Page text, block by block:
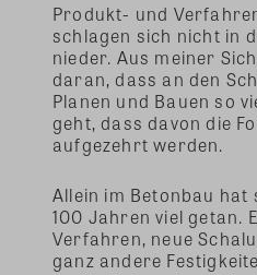
Produkt- und
schlagen sich nicht in
nieder. Aus meiner
daran, dass an den
Planen und Bauen so
geht, dass davon die
aufgezehrt werden.
Allein im Betonbau hat
100 Jahren viel getan.
Verfahren, neue
ganz andere